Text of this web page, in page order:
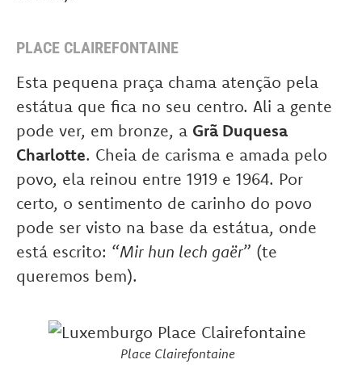
PLACE CLAIREFONTAINE
Esta pequena praça chama atenção pela
estátua que fica no seu centro. Ali a gente
pode ver, em bronze, a Grã Duquesa
Charlotte. Cheia de carisma e amada pelo
povo, ela reinou entre 1919 e 1964. Por
certo, o sentimento de carinho do povo
pode ser visto na base da estátua, onde
está escrito: “Mir hun lech gaër” (te
queremos bem).
Place Clairefontaine